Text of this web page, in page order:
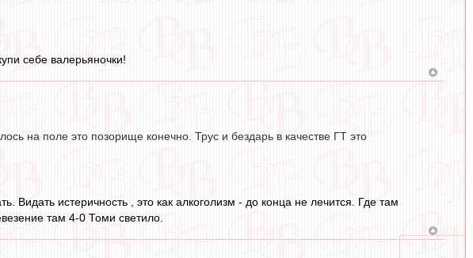
себе валерьяночки!
на поле это позорище конечно. Трус и бездарь в качестве ГТ это
Видать истеричность , это как алкоголизм - до конца не лечится. Где там
там 4-0 Томи светило.